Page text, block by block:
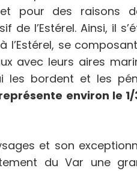
pour des raisons
de l’Estérel. Ainsi, il
l’Estérel, se
avec leurs aires
les bordent et les
environ le
et son
du Var une